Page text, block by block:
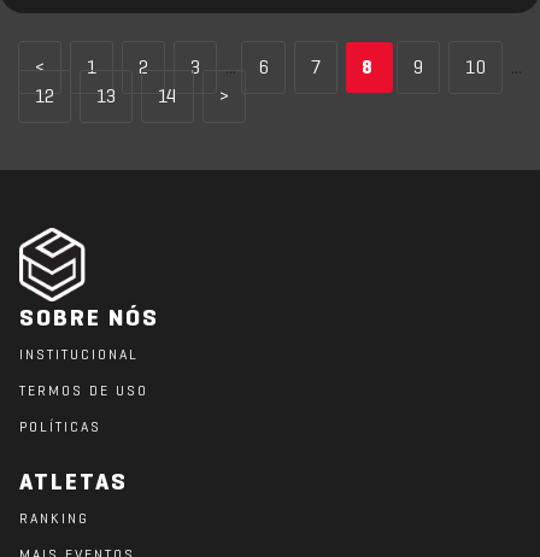
< 1 2 3 ... 6 7 8 9 10
...
12
13 14 >
SOBRE NÓS
INSTITUCIONAL
TERMOS DE USO
POLÍTICAS
ATLETAS
RANKING